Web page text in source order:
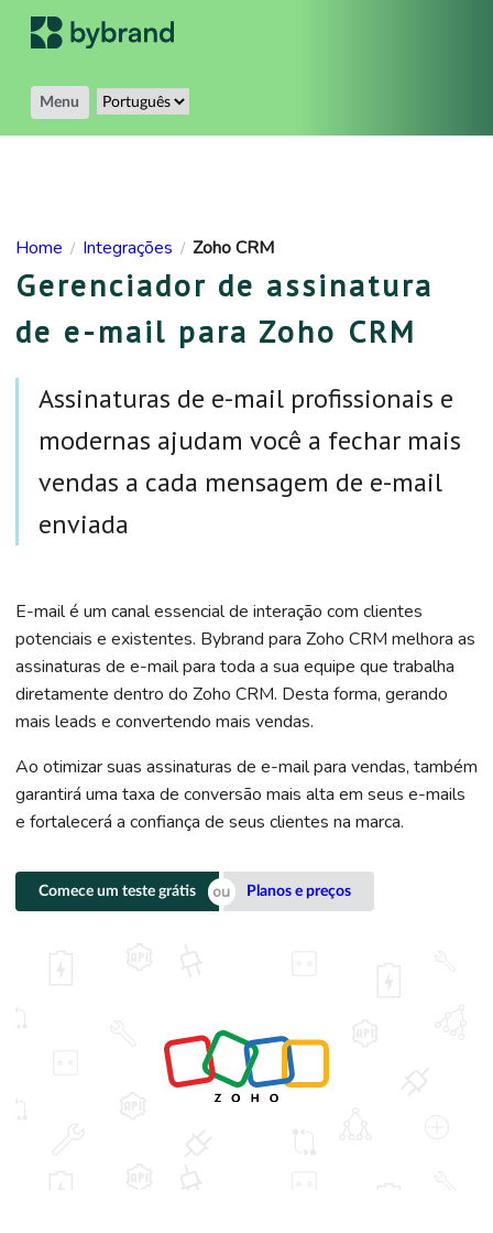
Menu
Home / Integrações / Zoho CRM
Gerenciador de assinatura
de e-mail para Zoho CRM
Assinaturas de e-mail profissionais e
modernas ajudam você a fechar mais
vendas a cada mensagem de e-mail
enviada
E-mail é um canal essencial de interação com clientes
potenciais e existentes. Bybrand para Zoho CRM melhora as
assinaturas de e-mail para toda a sua equipe que trabalha
diretamente dentro do Zoho CRM. Desta forma, gerando
mais leads e convertendo mais vendas.
Ao otimizar suas assinaturas de e-mail para vendas, também
garantirá uma taxa de conversão mais alta em seus e-mails
e fortalecerá a confiança de seus clientes na marca.
Comece um teste grátis Planos e preços